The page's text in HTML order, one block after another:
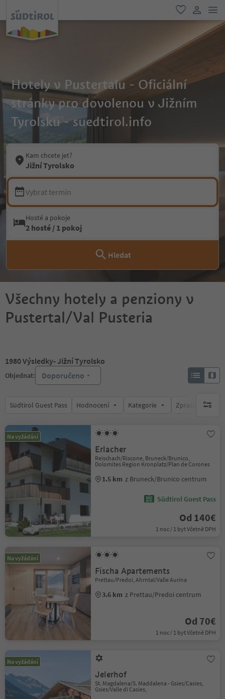
oblíbené
Hotely v Pustertalu - Oficiální
stránky pro dovolenou v Jižním
Tyrolsku - suedtirol.info
Kam chcete jet?
Jižní Tyrolsko
Vybrat termín
Hosté a pokoje
2 hosté / 1 pokoj
Hledat
Všechny hotely a penziony v
Pustertal/Val Pusteria
1980Výsledky- Jižní Tyrolsko
Objednat: Doporučeno
Südtirol Guest Pass Hodnocení Kategorie Zpracovávábrak
Na vyžádání
Erlacher
Reischach/Riscone, Bruneck/Brunico,
Dolomites Region Kronplatz/Plan de Corones
1.5 km z Bruneck/Brunico centrum
Südtirol Guest Pass
Od 140€
1 noc / 1 byt Včetně DPH
Na vyžádání
Fischa Apartements
Prettau/Predoi, Ahrntal/Valle Aurina
3.6 km z Prettau/Predoi centrum
Od 70€
1 noc / 1 byt Včetně DPH
Na vyžádání
Jelerhof
St. Magdalena/S. Maddalena - Gsies/Casies,
Gsies/Valle di Casies,